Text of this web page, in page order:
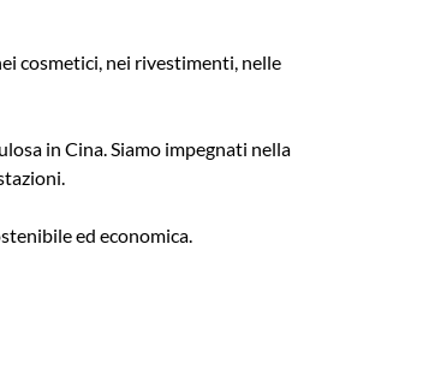
cosmetici, nei rivestimenti, nelle
in Cina. Siamo impegnati nella
ed economica.